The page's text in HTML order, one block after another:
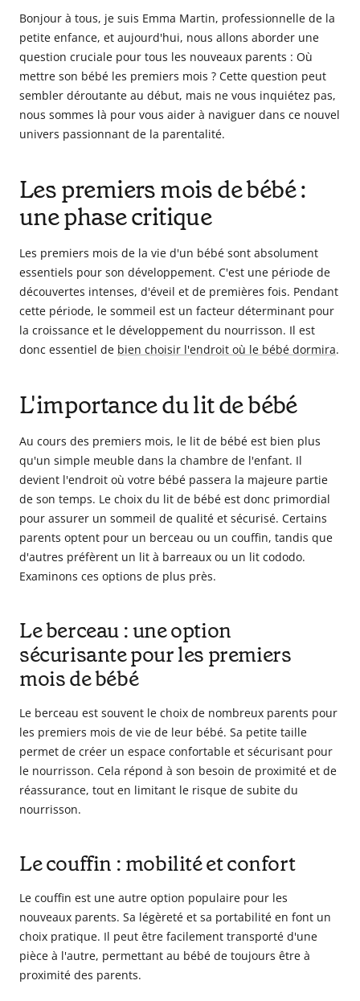
Bonjour à tous, je suis Emma Martin, professionnelle de la
petite enfance, et aujourd'hui, nous allons aborder une
question cruciale pour tous les nouveaux parents : Où
mettre son bébé les premiers mois ? Cette question peut
sembler déroutante au début, mais ne vous inquiétez pas,
nous sommes là pour vous aider à naviguer dans ce nouvel
univers passionnant de la parentalité.
Les premiers mois de bébé :
une phase critique
Les premiers mois de la vie d'un bébé sont absolument
essentiels pour son développement. C'est une période de
découvertes intenses, d'éveil et de premières fois. Pendant
cette période, le sommeil est un facteur déterminant pour
la croissance et le développement du nourrisson. Il est
donc essentiel de bien choisir l'endroit où le bébé dormira.
L'importance du lit de bébé
Au cours des premiers mois, le lit de bébé est bien plus
qu'un simple meuble dans la chambre de l'enfant. Il
devient l'endroit où votre bébé passera la majeure partie
de son temps. Le choix du lit de bébé est donc primordial
pour assurer un sommeil de qualité et sécurisé. Certains
parents optent pour un berceau ou un couffin, tandis que
d'autres préfèrent un lit à barreaux ou un lit cododo.
Examinons ces options de plus près.
Le berceau : une option
sécurisante pour les premiers
mois de bébé
Le berceau est souvent le choix de nombreux parents pour
les premiers mois de vie de leur bébé. Sa petite taille
permet de créer un espace confortable et sécurisant pour
le nourrisson. Cela répond à son besoin de proximité et de
réassurance, tout en limitant le risque de subite du
nourrisson.
Le couffin : mobilité et confort
Le couffin est une autre option populaire pour les
nouveaux parents. Sa légèreté et sa portabilité en font un
choix pratique. Il peut être facilement transporté d'une
pièce à l'autre, permettant au bébé de toujours être à
proximité des parents.